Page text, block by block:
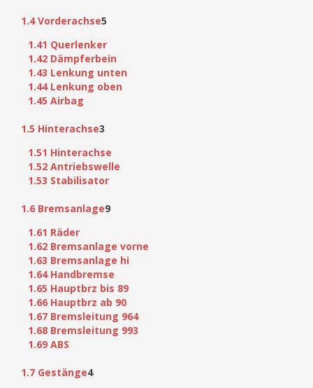
1.4 Vorderachse5
1.41 Querlenker
1.42 Dämpferbein
1.43 Lenkung unten
1.44 Lenkung oben
1.45 Airbag
1.5 Hinterachse3
1.51 Hinterachse
1.52 Antriebswelle
1.53 Stabilisator
1.6 Bremsanlage9
1.61 Räder
1.62 Bremsanlage vorne
1.63 Bremsanlage hi
1.64 Handbremse
1.65 Hauptbrz bis 89
1.66 Hauptbrz ab 90
1.67 Bremsleitung 964
1.68 Bremsleitung 993
1.69 ABS
1.7 Gestänge4